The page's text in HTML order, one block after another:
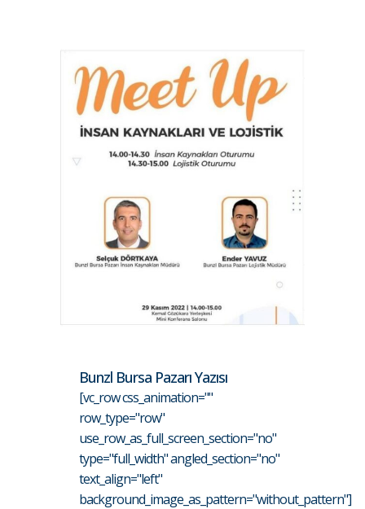
Bunzl Bursa Pazarı Yazısı
[vc_row css_animation=""
row_type="row"
use_row_as_full_screen_section="no"
type="full_width" angled_section="no"
text_align="left"
background_image_as_pattern="without_pattern"]